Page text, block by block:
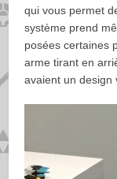
qui vous permet
système prend
posées certaines
arme tirant en
avaient un design